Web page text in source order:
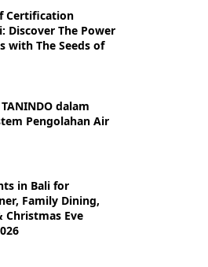
Certification
Discover The Power
with The Seeds of
dalam
Pengolahan Air
in Bali for
Family Dining,
Christmas Eve